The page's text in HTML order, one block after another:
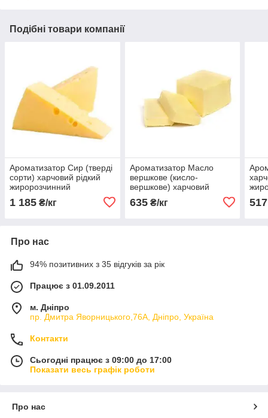
Подібні товари компанії
Ароматизатор Сир (тверді
сорти) харчовий рідкий
жиророзчинний
ідентичний натуральному
1 185 ₴/кг
Ароматизатор Масло
вершкове (кисло-
вершкове) харчовий
ідентичний натуральному
635₴/кг 517
Про нас
94% позитивних з 35 відгуків за рік
Працює з 01.09.2011
м. Дніпро
пр. Дмитра Яворницького,76А, Дніпро, Україна
Контакти
Сьогодні працює з 09:00 до 17:00
Показати весь графік роботи
Про нас